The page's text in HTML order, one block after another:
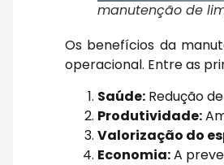
manutenção de
Os benefícios da
operacional. Entre as
Saúde: Redução
Produtividade:
Valorização do
Economia:A